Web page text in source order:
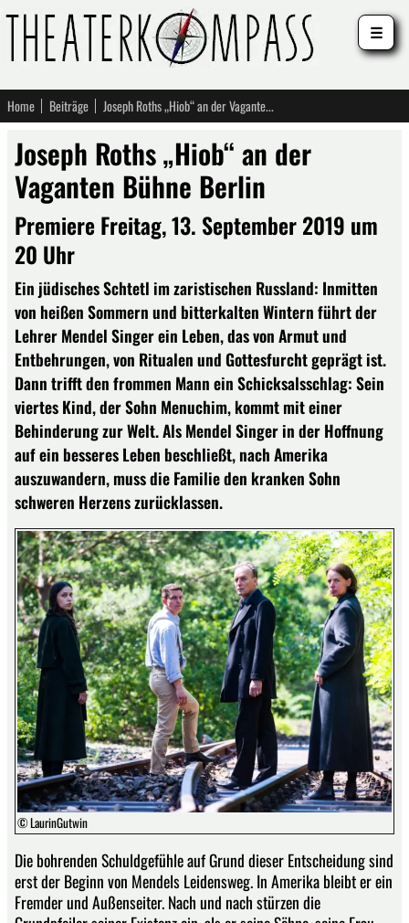
Home Beiträge Joseph Roths „Hiob“ an der Vaganten Bühne Berlin
Joseph Roths „Hiob“ an der
Vaganten Bühne Berlin
Premiere Freitag, 13. September 2019 um
20 Uhr
Ein jüdisches Schtetl im zaristischen Russland: Inmitten
von heißen Sommern und bitterkalten Wintern führt der
Lehrer Mendel Singer ein Leben, das von Armut und
Entbehrungen, von Ritualen und Gottesfurcht geprägt ist.
Dann trifft den frommen Mann ein Schicksalsschlag: Sein
viertes Kind, der Sohn Menuchim, kommt mit einer
Behinderung zur Welt. Als Mendel Singer in der Hoffnung
auf ein besseres Leben beschließt, nach Amerika
auszuwandern, muss die Familie den kranken Sohn
schweren Herzens zurücklassen.
© LaurinGutwin
Die bohrenden Schuldgefühle auf Grund dieser Entscheidung sind
erst der Beginn von Mendels Leidensweg. In Amerika bleibt er ein
Fremder und Außenseiter. Nach und nach stürzen die
☰